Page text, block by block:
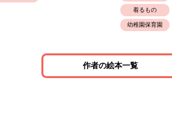
着るもの
幼稚園保育園
作者の絵本一覧